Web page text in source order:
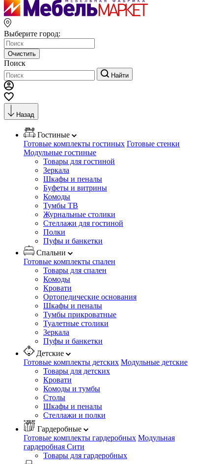
Выберите город:
Очистить
Поиск
Найти
Назад
Гостиные
Готовые комплекты гостиных Готовые стенки
Модульные гостиные
Товары для гостиной
Зеркала
Шкафы и пеналы
Буфеты и витрины
Комоды
Тумбы ТВ
Журнальные столики
Стеллажи для гостиной
Полки
Пуфы и банкетки
Спальни
Готовые комплекты спален
Товары для спален
Комоды
Кровати
Ортопедические основания
Шкафы и пеналы
Тумбы прикроватные
Туалетные столики
Зеркала
Пуфы и банкетки
Детские
Готовые комплекты детских Модульные детские
Товары для детских
Кровати
Комоды и тумбы
Столы
Шкафы и пеналы
Стеллажи и полки
Гардеробные
Готовые комплекты гардеробных Модульная
гардеробная Сити
Товары для гардеробных